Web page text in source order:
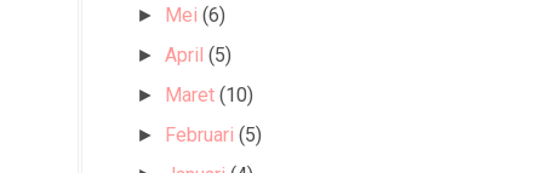
► Mei (6)
►April (5)
► Maret (10)
► Februari (5)